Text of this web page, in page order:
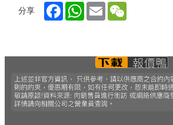
分享 FacebookWhatsApp
Email